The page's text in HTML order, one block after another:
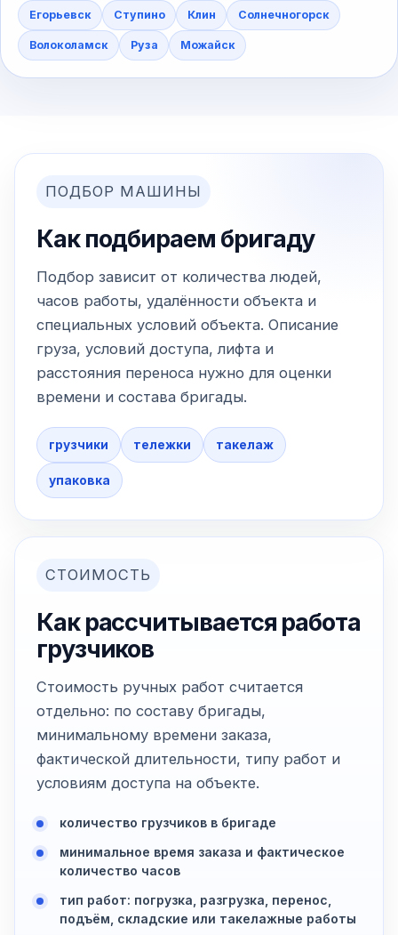
Егорьевск Ступино Клин Солнечногорск
Волоколамск Руза Можайск
ПОДБОР МАШИНЫ
Как подбираем бригаду
Подбор зависит от количества людей,
часов работы, удалённости объекта и
специальных условий объекта. Описание
груза, условий доступа, лифта и
расстояния переноса нужно для оценки
времени и состава бригады.
грузчики тележки такелаж
упаковка
СТОИМОСТЬ
Как рассчитывается работа
грузчиков
Стоимость ручных работ считается
отдельно: по составу бригады,
минимальному времени заказа,
фактической длительности, типу работ и
условиям доступа на объекте.
количество грузчиков в бригаде
минимальное время заказа и фактическое
количество часов
тип работ: погрузка, разгрузка, перенос,
подъём, складские или такелажные работы